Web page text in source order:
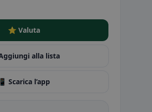
⭐ Valuta
alla lista
📱 Scarica l’app